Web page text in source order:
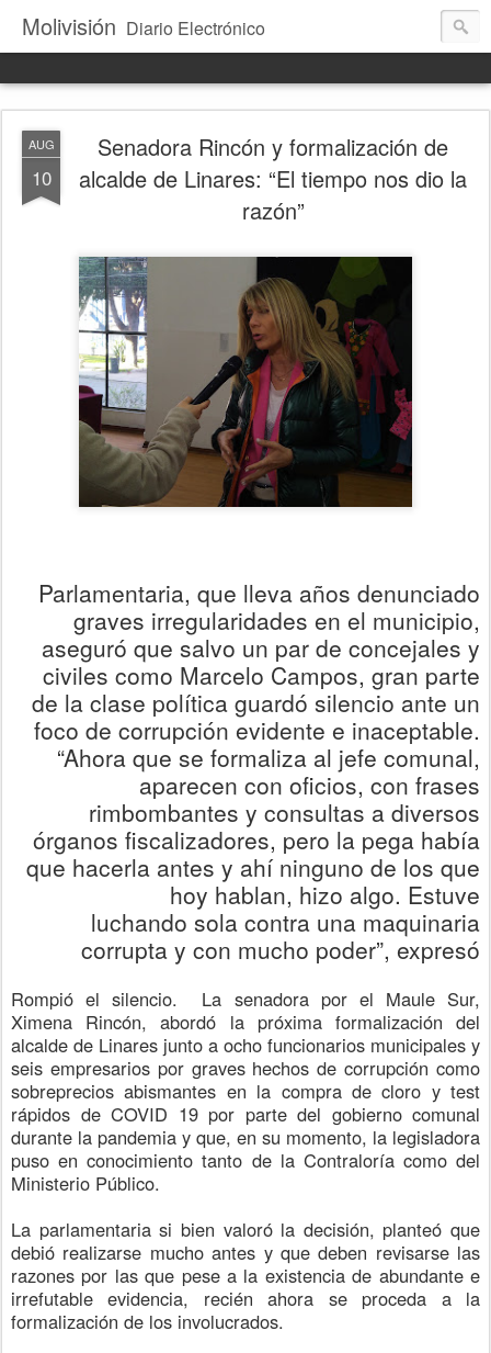
Molivisión Diario Electrónico
AUG
10
Senadora Rincón y formalización de
alcalde de Linares: “El tiempo nos dio la
razón”
Parlamentaria, que lleva años denunciado
graves irregularidades en el municipio,
aseguró que salvo un par de concejales y
civiles como Marcelo Campos, gran parte
de la clase política guardó silencio ante un
foco de corrupción evidente e inaceptable.
“Ahora que se formaliza al jefe comunal,
aparecen con oficios, con frases
rimbombantes y consultas a diversos
órganos fiscalizadores, pero la pega había
que hacerla antes y ahí ninguno de los que
hoy hablan, hizo algo. Estuve
luchando sola contra una maquinaria
corrupta y con mucho poder”, expresó
Rompió el silencio. La senadora por el Maule Sur,
Ximena Rincón, abordó la próxima formalización del
alcalde de Linares junto a ocho funcionarios municipales y
seis empresarios por graves hechos de corrupción como
sobreprecios abismantes en la compra de cloro y test
rápidos de COVID 19 por partedel gobierno comunal
durante la pandemia y que, en su momento, la legisladora
puso en conocimiento tanto de la Contraloría como del
Ministerio Público.
La parlamentaria si bien valoró la decisión, planteó que
debió realizarse mucho antes y que deben revisarse las
razones por las que pese a la existencia de abundante e
irrefutable evidencia, recién ahora se proceda a la
formalización de los involucrados.